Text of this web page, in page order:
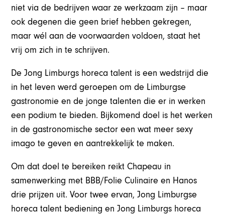
niet via de bedrijven waar ze werkzaam zijn – maar
ook degenen die geen brief hebben gekregen,
maar wél aan de voorwaarden voldoen, staat het
vrij om zich in te schrijven.
De Jong Limburgs horeca talent is een wedstrijd die
in het leven werd geroepen om de Limburgse
gastronomie en de jonge talenten die er in werken
een podium te bieden. Bijkomend doel is het werken
in de gastronomische sector een wat meer sexy
imago te geven en aantrekkelijk te maken.
Om dat doel te bereiken reikt Chapeau in
samenwerking met BBB/Folie Culinaire en Hanos
drie prijzen uit. Voor twee ervan, Jong Limburgse
horeca talent bediening en Jong Limburgs horeca